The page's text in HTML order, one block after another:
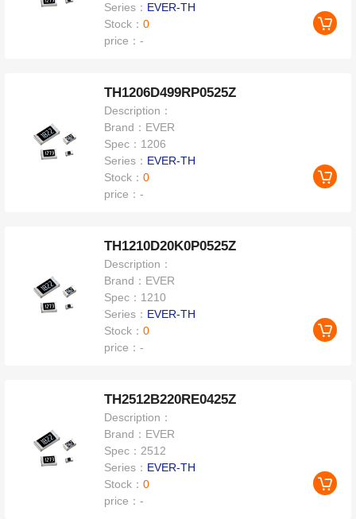
Series： EVER-TH
Stock：0
price：-
TH1206D499RP0525Z
Description：
Brand： EVER
Spec： 1206
Series： EVER-TH
Stock：0
price：-
TH1210D20K0P0525Z
Description：
Brand： EVER
Spec： 1210
Series： EVER-TH
Stock：0
price：-
TH2512B220RE0425Z
Description：
Brand： EVER
Spec： 2512
Series： EVER-TH
Stock：0
price：-